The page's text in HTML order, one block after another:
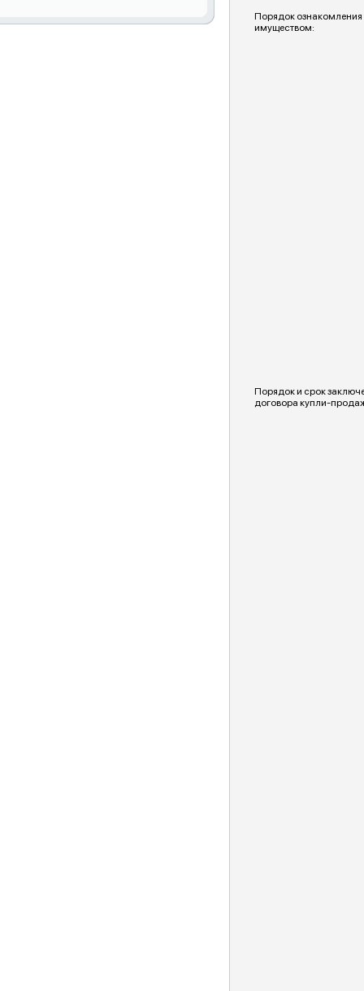
Порядок ознакомления
имуществом:
Порядок и срок
договора купли-